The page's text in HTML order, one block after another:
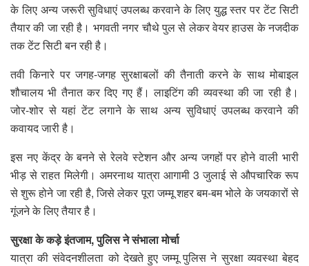
के लिए अन्य जरूरी सुविधाएं उपलब्ध करवाने के लिए युद्ध स्तर पर टेंट सिटी
तैयार की जा रही है। भगवती नगर चौथे पुल से लेकर वेयर हाउस के नजदीक
तक टेंट सिटी बन रही है।
तवी किनारे पर जगह-जगह सुरक्षाबलों की तैनाती करने के साथ मोबाइल
शौचालय भी तैनात कर दिए गए हैं। लाइटिंग की व्यवस्था की जा रही है।
जोर-शोर से यहां टेंट लगाने के साथ अन्य सुविधाएं उपलब्ध करवाने की
कवायद जारी है।
इस नए केंद्र के बनने से रेलवे स्टेशन और अन्य जगहों पर होने वाली भारी
भीड़ से राहत मिलेगी। अमरनाथ यात्रा आगामी 3 जुलाई से औपचारिक रूप
से शुरू होने जा रही है, जिसे लेकर पूरा जम्मू शहर बम-बम भोले के जयकारों से
गूंजने के लिए तैयार है।
सुरक्षा के कड़े इंतजाम, पुलिस ने संभाला मोर्चा
यात्रा की संवेदनशीलता को देखते हुए जम्मू पुलिस ने सुरक्षा व्यवस्था बेहद